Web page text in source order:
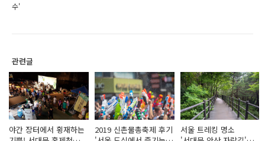
수'
관련글
야간 장터에서 횡재하는
2019 신촌물총축제 후기
서울 트레킹 명소